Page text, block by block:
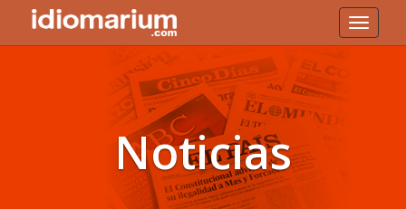
Toggle
Noticias